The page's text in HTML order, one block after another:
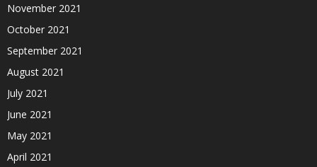
November 2021
October 2021
September 2021
August 2021
July 2021
June 2021
May 2021
April 2021